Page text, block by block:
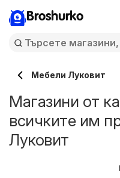
Broshurko
Мебели Луковит
Магазини от
всичките им
Луковит